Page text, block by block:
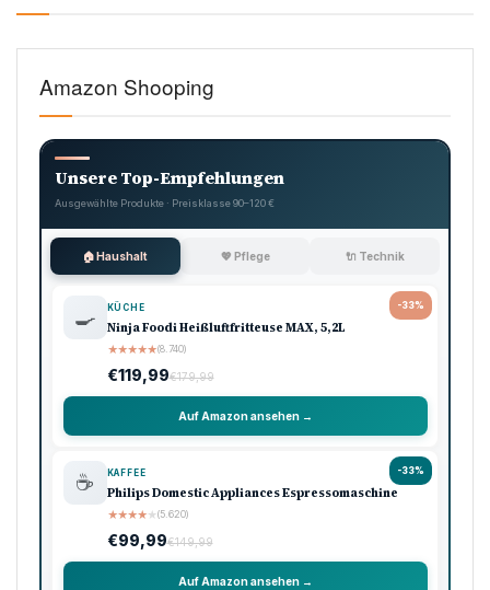
Amazon Shooping
Unsere Top-Empfehlungen
Ausgewählte Produkte · Preisklasse 90–120 €
🏠 Haushalt 💖 Pflege 🔌 Technik
-33%
🍳 KÜCHE
Ninja Foodi Heißluftfritteuse MAX, 5,2L
★★★★★(8.740)
€119,99€179,99
Auf Amazon ansehen →
-33%
☕ KAFFEE
Philips Domestic Appliances Espressomaschine
★★★★★(5.620)
€99,99€149,99
Auf Amazon ansehen →